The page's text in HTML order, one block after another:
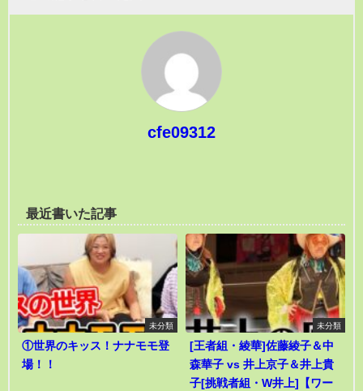
cfe09312
最近書いた記事
未分類
①世界のキッス！ナナモモ登
場！！
未分類
[王者組・綾華]佐藤綾子＆中
森華子 vs 井上京子＆井上貴
子[挑戦者組・W井上]【ワー